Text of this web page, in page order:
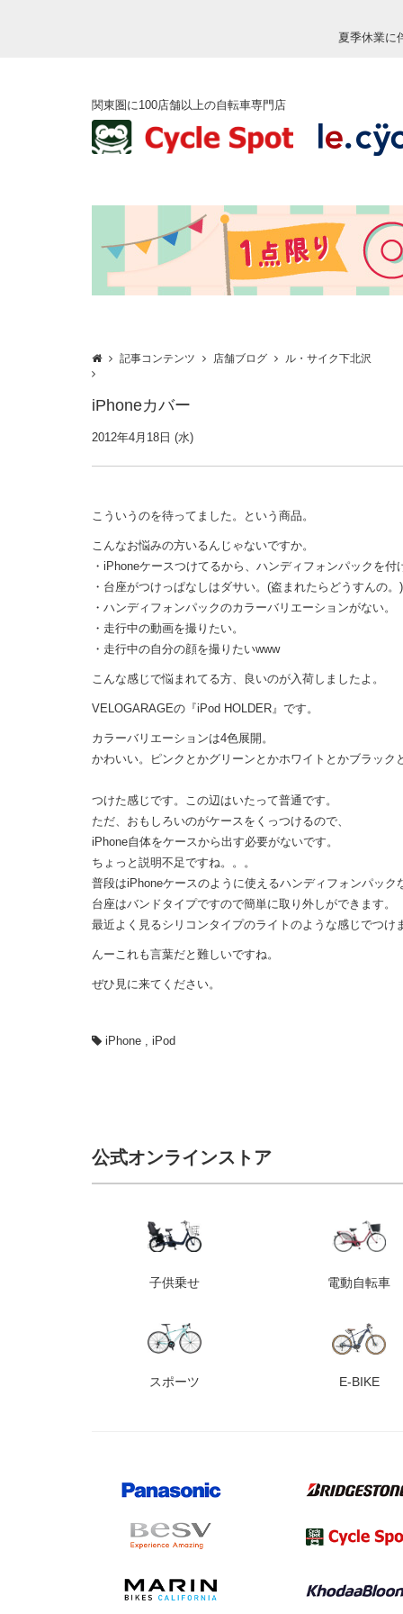
夏季休業に
関東圏に100店舗以上の自転車専門店
記事コンテンツ 店舗ブログ ル・サイク下北沢
iPhoneカバー
2012年4月18日 (水)
こういうのを待ってました。という商品。
こんなお悩みの方いるんじゃないですか。
・iPhoneケースつけてるから、ハンディフォンパックを付
・台座がつけっぱなしはダサい。(盗まれたらどうすんの。)
・ハンディフォンパックのカラーバリエーションがない。
・走行中の動画を撮りたい。
・走行中の自分の顔を撮りたいwww
こんな感じで悩まれてる方、良いのが入荷しましたよ。
VELOGARAGEの『iPod HOLDER』です。
カラーバリエーションは4色展開。
かわいい。ピンクとかグリーンとかホワイトとかブラック
つけた感じです。この辺はいたって普通です。
ただ、おもしろいのがケースをくっつけるので、
iPhone自体をケースから出す必要がないです。
ちょっと説明不足ですね。。。
普段はiPhoneケースのように使えるハンディフォンパック
台座はバンドタイプですので簡単に取り外しができます。
最近よく見るシリコンタイプのライトのような感じでつけ
んーこれも言葉だと難しいですね。
ぜひ見に来てください。
iPhone , iPod
公式オンラインストア
子供乗せ 電動自転車
スポーツ E-BIKE